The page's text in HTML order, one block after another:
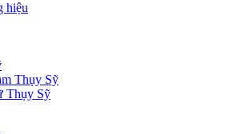
hiệu
Thụy Sỹ
Thụy Sỹ